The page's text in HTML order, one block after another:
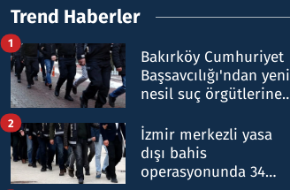
Trend Haberler
Bakırköy Cumhuriyet
Başsavcılığı'ndan yeni
nesil suç örgütlerine
hakkında gözaltı kararı
1
İzmir merkezli yasa
dışı bahis
operasyonunda 34
2